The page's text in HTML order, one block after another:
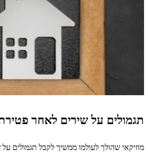
תגמולים על שירים לאחר
מוזיקאי שהולך לעולמו ממשיך לקבל תגמולים